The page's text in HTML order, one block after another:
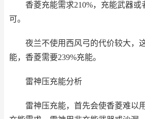
香菱充能需求210%，充能武器或
可。
夜兰不使用西风弓的代价较大，
能，香菱需要239%充能。
雷神压充能分析
雷神压充能，首先会使香菱难以